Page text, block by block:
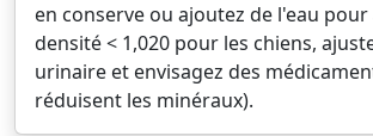
en conserve ou ajoutez de l'eau
densité < 1,020 pour les chiens,
urinaire et envisagez des
réduisent les minéraux).